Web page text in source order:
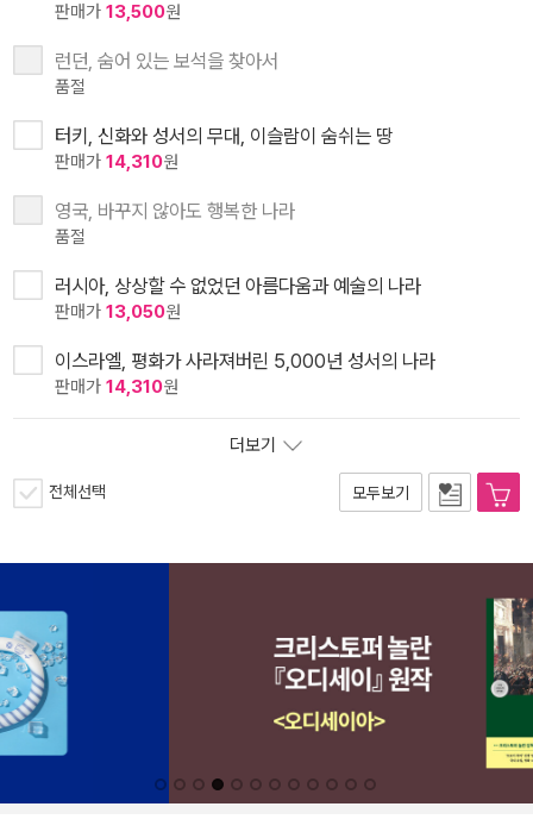
판매가 13,500원
런던, 숨어 있는 보석을 찾아서
품절
터키, 신화와 성서의 무대, 이슬람이 숨쉬는 땅
판매가 14,310원
영국, 바꾸지 않아도 행복한 나라
품절
러시아, 상상할 수 없었던 아름다움과 예술의 나라
판매가 13,050원
이스라엘, 평화가 사라져버린 5,000년 성서의 나라
판매가 14,310원
더보기
전체선택 모두보기